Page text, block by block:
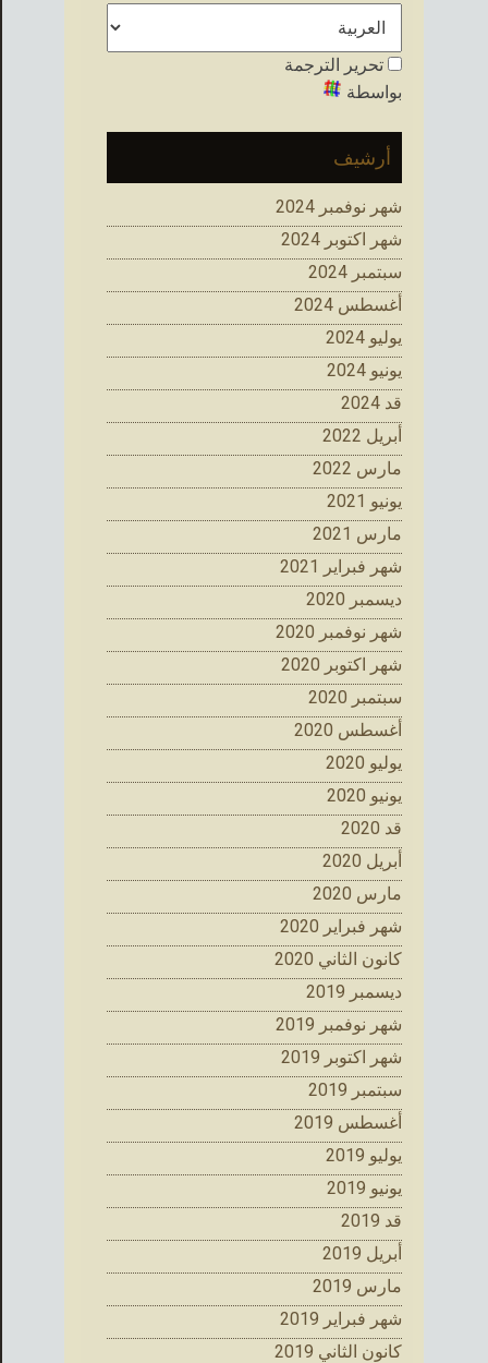
تحرير الترجمة
بواسطة
أرشيف
شهر نوفمبر 2024
شهر اكتوبر 2024
سبتمبر 2024
أغسطس 2024
يوليو 2024
يونيو 2024
قد 2024
أبريل 2022
مارس 2022
يونيو 2021
مارس 2021
شهر فبراير 2021
ديسمبر 2020
شهر نوفمبر 2020
شهر اكتوبر 2020
سبتمبر 2020
أغسطس 2020
يوليو 2020
يونيو 2020
قد 2020
أبريل 2020
مارس 2020
شهر فبراير 2020
كانون الثاني 2020
ديسمبر 2019
شهر نوفمبر 2019
شهر اكتوبر 2019
سبتمبر 2019
أغسطس 2019
يوليو 2019
يونيو 2019
قد 2019
أبريل 2019
مارس 2019
شهر فبراير 2019
كانون الثاني 2019